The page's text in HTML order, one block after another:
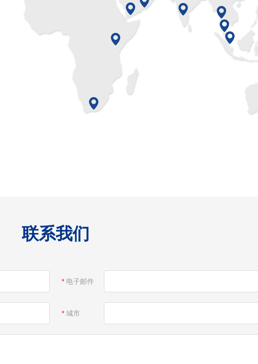
联系我们
* 电子邮件
* 城市